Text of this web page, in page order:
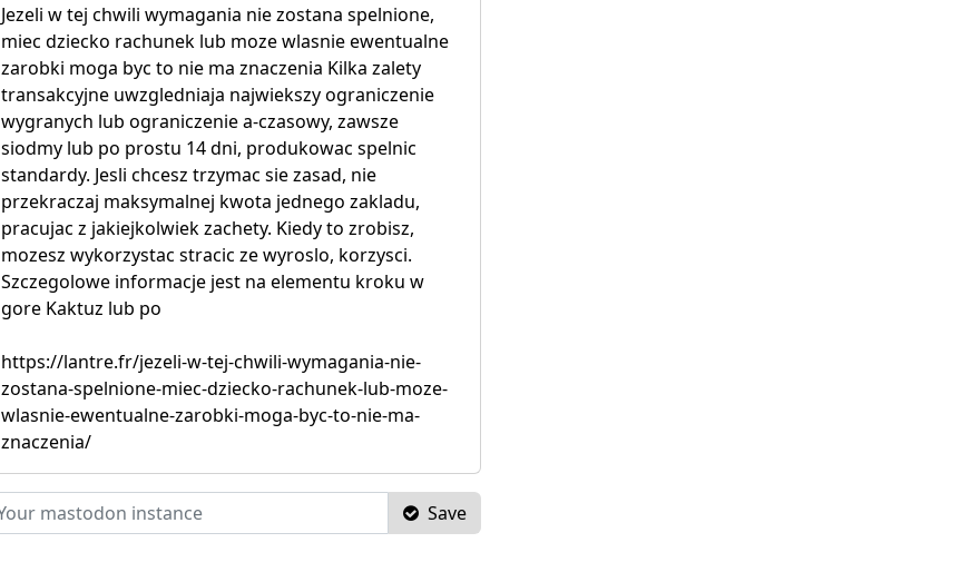
Jezeli w tej chwili wymagania nie zostana spelnione,
miec dziecko rachunek lub moze wlasnie ewentualne
zarobki moga byc to nie ma znaczenia Kilka zalety
transakcyjne uwzgledniaja najwiekszy ograniczenie
wygranych lub ograniczenie a-czasowy, zawsze
siodmy lub po prostu 14 dni, produkowac spelnic
standardy. Jesli chcesz trzymac sie zasad, nie
przekraczaj maksymalnej kwota jednego zakladu,
pracujac z jakiejkolwiek zachety. Kiedy to zrobisz,
mozesz wykorzystac stracic ze wyroslo, korzysci.
Szczegolowe informacje jest na elementu kroku w
gore Kaktuz lub po
https://lantre.fr/jezeli-w-tej-chwili-wymagania-nie-
zostana-spelnione-miec-dziecko-rachunek-lub-moze-
wlasnie-ewentualne-zarobki-moga-byc-to-nie-ma-
znaczenia/
Save